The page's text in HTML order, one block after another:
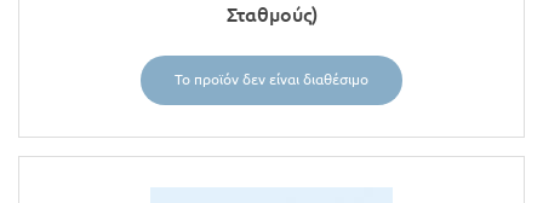
Σταθμούς)
Το προϊόν δεν είναι διαθέσιμο